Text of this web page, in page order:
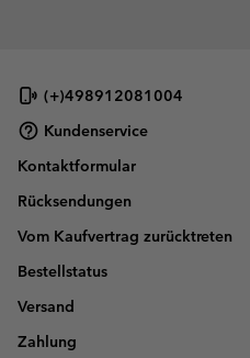
(+)498912081004
Kundenservice
Kontaktformular
Rücksendungen
Vom Kaufvertrag zurücktreten
Bestellstatus
Versand
Zahlung